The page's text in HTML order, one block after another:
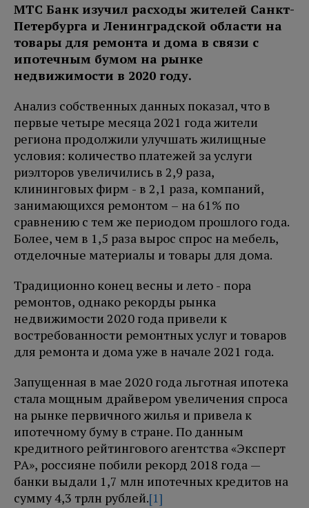
МТС Банк изучил расходы жителей Санкт-
Петербурга и Ленинградской области на
товары для ремонта и дома в связи с
ипотечным бумом на рынке
недвижимости в 2020 году.
Анализ собственных данных показал, что в
первые четыре месяца 2021 года жители
региона продолжили улучшать жилищные
условия: количество платежей за услуги
риэлторов увеличились в 2,9 раза,
клининговых фирм - в 2,1 раза, компаний,
занимающихся ремонтом – на 61% по
сравнению с тем же периодом прошлого года.
Более, чем в 1,5 раза вырос спрос на мебель,
отделочные материалы и товары для дома.
Традиционно конец весны и лето - пора
ремонтов, однако рекорды рынка
недвижимости 2020 года привели к
востребованности ремонтных услуг и товаров
для ремонта и дома уже в начале 2021 года.
Запущенная в мае 2020 года льготная ипотека
стала мощным драйвером увеличения спроса
на рынке первичного жилья и привела к
ипотечному буму в стране. По данным
кредитного рейтингового агентства «Эксперт
РА», россияне побили рекорд 2018 года —
банки выдали 1,7 млн ипотечных кредитов на
сумму 4,3 трлн рублей.[1]